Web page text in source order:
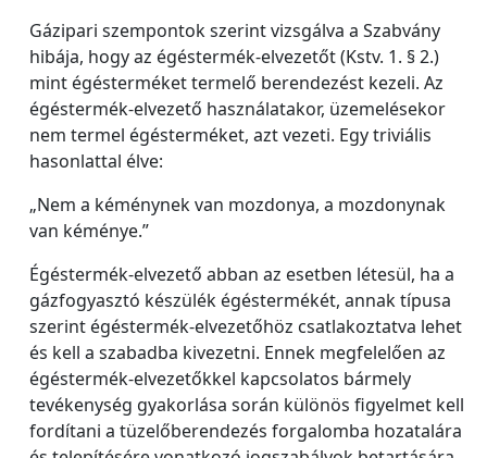
Gázipari szempontok szerint vizsgálva a Szabvány
hibája, hogy az égéstermék-elvezetőt (Kstv. 1. § 2.)
mint égésterméket termelő berendezést kezeli. Az
égéstermék-elvezető használatakor, üzemelésekor
nem termel égésterméket, azt vezeti. Egy triviális
hasonlattal élve:
„Nem a kéménynek van mozdonya, a mozdonynak
van kéménye.”
Égéstermék-elvezető abban az esetben létesül, ha a
gázfogyasztó készülék égéstermékét, annak típusa
szerint égéstermék-elvezetőhöz csatlakoztatva lehet
és kell a szabadba kivezetni. Ennek megfelelően az
égéstermék-elvezetőkkel kapcsolatos bármely
tevékenység gyakorlása során különös figyelmet kell
fordítani a tüzelőberendezés forgalomba hozatalára